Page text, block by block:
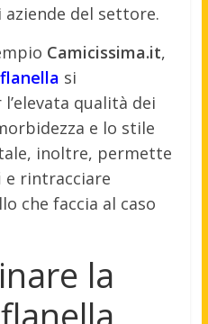
del settore.
Camicissima.it,
si
qualità dei
e lo stile
inoltre, permette
e rintracciare
che faccia al caso
la